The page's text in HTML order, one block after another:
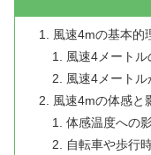
風速4mの基本的
風速4メート
風速4メート
風速4mの体感と
体感温度への
自転車や歩行